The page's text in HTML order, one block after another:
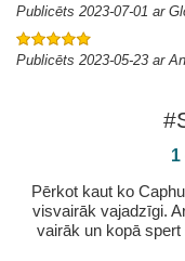
Publicēts 2023-07-01 ar
Publicēts 2023-05-23 ar
1
Pērkot kaut ko
visvairāk vajadzīgi.
vairāk un kopā